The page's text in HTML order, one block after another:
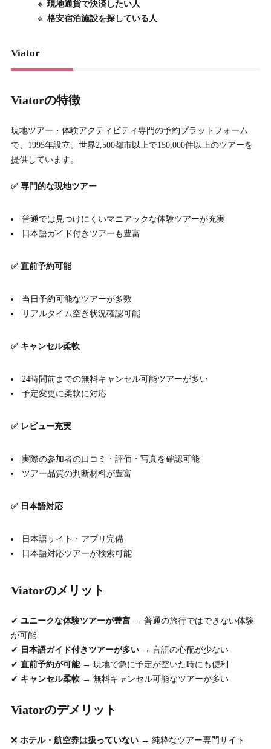
🔹 現地通貨で決済したい人
🔹 格安宿泊施設を探している人
Viator
Viatorの特徴
現地ツアー・体験アクティビティ専門の予約プラットフォーム
で、1995年設立。世界2,500都市以上で150,000件以上のツアーを
提供しています。
✅ 専門的な現地ツアー
普通では見つけにくいマニアックな体験ツアーが充実
日本語ガイド付きツアーも豊富
✅ 直前予約可能
当日予約可能なツアーが多数
リアルタイム空き状況確認可能
✅ キャンセル柔軟
24時間前までの無料キャンセル可能ツアーが多い
予定変更に柔軟に対応
✅ レビュー充実
実際の参加者の口コミ・評価・写真を確認可能
ツアー品質の判断材料が豊富
✅ 日本語対応
日本語サイト・アプリ完備
日本語対応ツアーが検索可能
Viatorのメリット
✔ ユニークな体験ツアーが豊富 → 普通の旅行ではできない体験
が可能
✔ 日本語ガイド付きツアーが多い→ 言語の心配が少ない
✔ 直前予約が可能→ 現地で急に予定が空いた時にも便利
✔ キャンセル柔軟→ 無料キャンセル可能なツアーが多い
Viatorのデメリット
❌ ホテル・航空券は扱っていない→ 純粋なツアー専門サイト